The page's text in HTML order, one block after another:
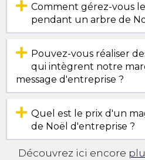
Comment gérez-vous
pendant un arbre de
Pouvez-vous réaliser
qui intègrent notre
message d'entreprise ?
Quel est le prix d'un
de Noël d'entreprise ?
Découvrez ici encore